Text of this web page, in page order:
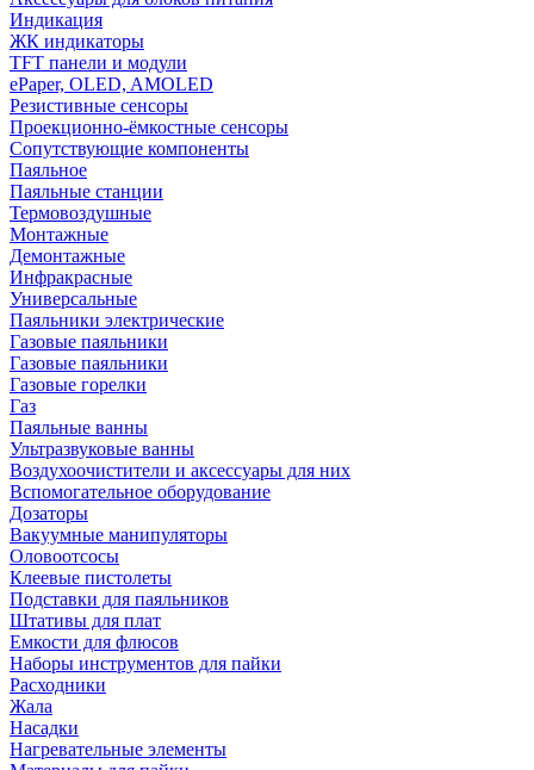
Индикация
ЖК индикаторы
TFT панели и модули
ePaper, OLED, AMOLED
Резистивные сенсоры
Проекционно-ёмкостные сенсоры
Сопутствующие компоненты
Паяльное
Паяльные станции
Термовоздушные
Монтажные
Демонтажные
Инфракрасные
Универсальные
Паяльники электрические
Газовые паяльники
Газовые паяльники
Газовые горелки
Газ
Паяльные ванны
Ультразвуковые ванны
Воздухоочистители и аксессуары для них
Вспомогательное оборудование
Дозаторы
Вакуумные манипуляторы
Оловоотсосы
Клеевые пистолеты
Подставки для паяльников
Штативы для плат
Емкости для флюсов
Наборы инструментов для пайки
Расходники
Жала
Насадки
Нагревательные элементы